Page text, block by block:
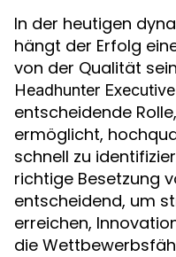
In der heutigen
hängt der Erfolg
von der Qualität
Headhunter
entscheidende
ermöglicht,
schnell zu
richtige Besetzung
entscheidend, um
erreichen,
die